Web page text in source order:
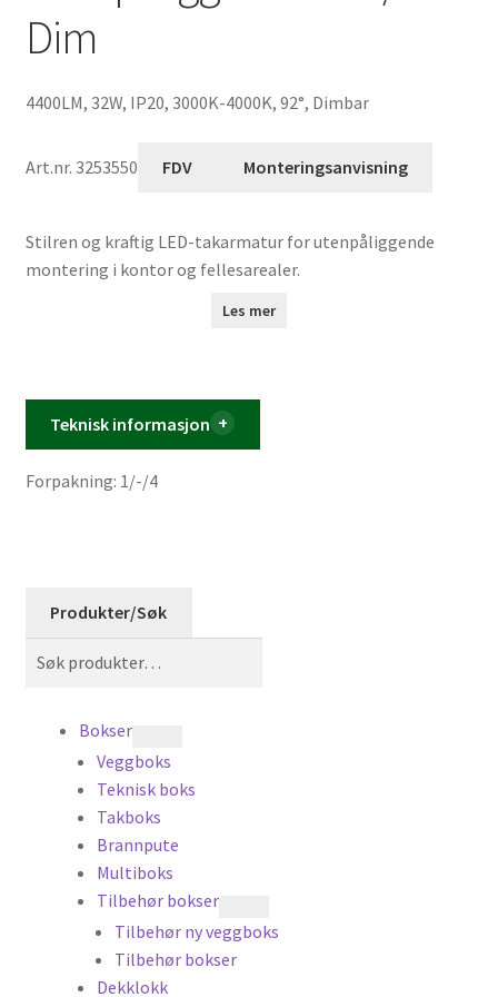
Dim
4400LM, 32W, IP20, 3000K-4000K, 92°, Dimbar
Art.nr. 3253550 FDV Monteringsanvisning
Stilren og kraftig LED-takarmatur for utenpåliggende
montering i kontor og fellesarealer.
Les mer
Teknisk informasjon
Forpakning: 1/-/4
Produkter/Søk
Bokser
Veggboks
Teknisk boks
Takboks
Brannpute
Multiboks
Tilbehør bokser
Tilbehør ny veggboks
Tilbehør bokser
Dekklokk